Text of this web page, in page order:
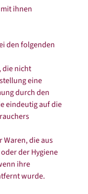
ihnen
den folgenden
die nicht
eine
durch den
eindeutig auf die
Waren, die aus
der Hygiene
ihre
wurde.